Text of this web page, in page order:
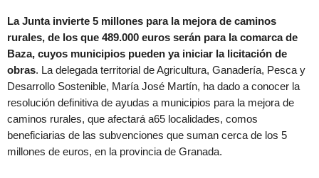
La Junta invierte 5 millones para la mejora de caminos
rurales, de los que 489.000 euros serán para la comarca de
Baza, cuyos municipios pueden ya iniciar la licitación de
obras. La delegada territorial de Agricultura, Ganadería, Pesca y
Desarrollo Sostenible, María José Martín, ha dado a conocer la
resolución definitiva de ayudas a municipios para la mejora de
caminos rurales, que afectará a65 localidades, comos
beneficiarias de las subvenciones que suman cerca de los 5
millones de euros, en la provincia de Granada.